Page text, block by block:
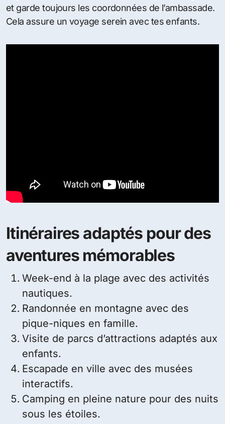
et garde toujours les coordonnées de l’ambassade.
Cela assure un voyage serein avec tes enfants.
Itinéraires adaptés pour des
aventures mémorables
Week-end à la plage avec des activités
nautiques.
Randonnée en montagne avec des
pique-niques en famille.
Visite de parcs d’attractions adaptés aux
enfants.
Escapade en ville avec des musées
interactifs.
Camping en pleine nature pour des nuits
sous les étoiles.